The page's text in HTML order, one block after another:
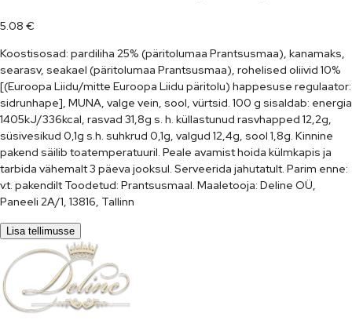
5.08 €
Koostisosad: pardiliha 25% (päritolumaa Prantsusmaa), kanamaks,
searasv, seakael (päritolumaa Prantsusmaa), rohelised oliivid 10%
[(Euroopa Liidu/mitte Euroopa Liidu päritolu) happesuse regulaator:
sidrunhape], MUNA, valge vein, sool, vürtsid. 100 g sisaldab: energia
1405kJ/336kcal, rasvad 31,8g s. h. küllastunud rasvhapped 12,2g,
süsivesikud 0,1g s.h. suhkrud 0,1g, valgud 12,4g, sool 1,8g. Kinnine
pakend säilib toatemperatuuril. Peale avamist hoida külmkapis ja
tarbida vähemalt 3 päeva jooksul. Serveerida jahutatult. Parim enne:
v.t. pakendilt Toodetud: Prantsusmaal. Maaletooja: Deline OÜ,
Paneeli 2A/1, 13816, Tallinn
Lisa tellimusse